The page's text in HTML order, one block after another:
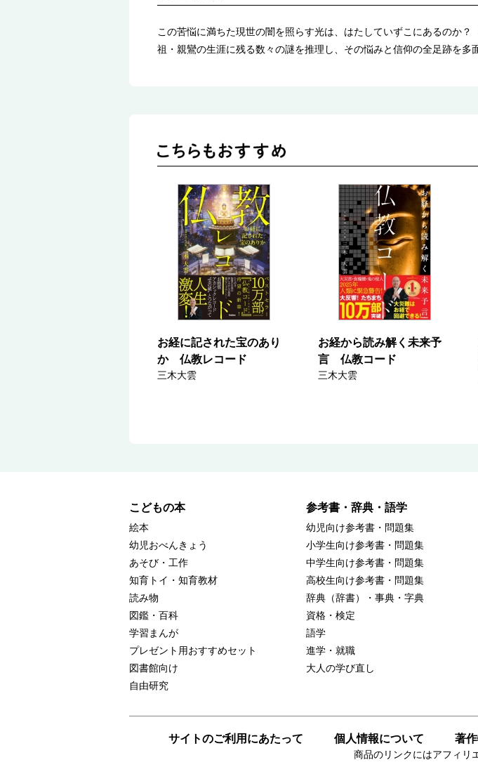
この苦悩に満ちた現世の闇を照らす光は、はたしていずこにあるの
祖・親鸞の生涯に残る数々の謎を推理し、その悩みと信仰の全足跡を多
お経に記された宝のあり
か 仏教レコード
三木大雲
お経から読み解く未来予
言 仏教コード
三木大雲
こどもの本
絵本
幼児おべんきょう
あそび・工作
知育トイ・知育教材
読み物
図鑑・百科
学習まんが
プレゼント用おすすめセット
図書館向け
自由研究
参考書・辞典・語学
幼児向け参考書・問題集
小学生向け参考書・問題集
中学生向け参考書・問題集
高校生向け参考書・問題集
辞典（辞書）・事典・字典
資格・検定
語学
進学・就職
大人の学び直し
サイトのご利用にあたって 個人情報について 著
商品のリンクにはアフィリ